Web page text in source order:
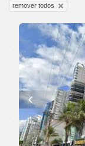
remover todos